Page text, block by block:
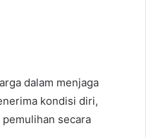
dalam menjaga
kondisi diri,
secara